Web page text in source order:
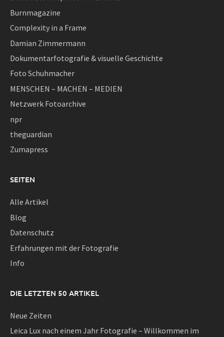
Burnmagazine
Complexity in a Frame
Damian Zimmermann
Dokumentarfotografie & visuelle Geschichte
Foto Schuhmacher
MENSCHEN – MACHEN – MEDIEN
Netzwerk Fotoarchive
npr
theguardian
Zumapress
SEITEN
Alle Artikel
Blog
Datenschutz
Erfahrungen mit der Fotografie
Info
DIE LETZTEN 50 ARTIKEL
Neue Zeiten
Leica Lux nach einem Jahr Fotografie – Willkommen im